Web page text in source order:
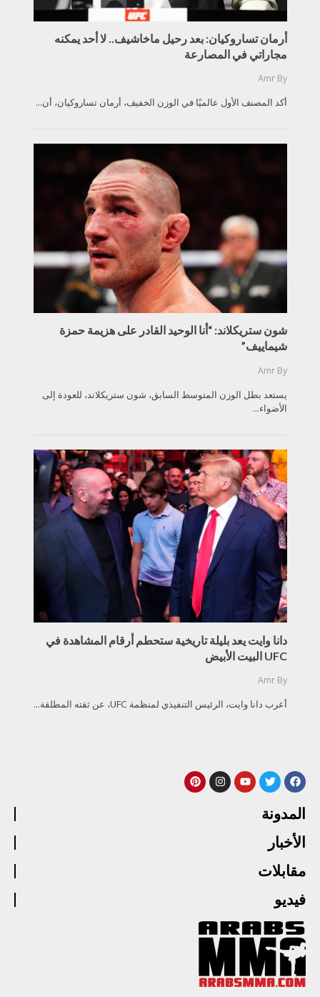
أرمان تساروكيان: بعد رحيل ماخاشيف.. لا أحد يمكنه
مجاراتي في المصارعة
By
Amr
أكد المصنف الأول عالميًا في الوزن الخفيف، أرمان تساروكيان، أن...
شون ستريكلاند: “أنا الوحيد القادر على هزيمة حمزة
شيماييف”
By
Amr
يستعد بطل الوزن المتوسط السابق، شون ستريكلاند، للعودة إلى
الأضواء...
دانا وايت يعد بليلة تاريخية ستحطم أرقام المشاهدة في
UFC البيت الأبيض
By
Amr
أعرب دانا وايت، الرئيس التنفيذي لمنظمة UFC، عن ثقته المطلقة...
المدونة
الأخبار
مقابلات
فيديو